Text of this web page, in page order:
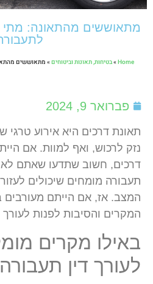
מתאוששים מהתאונה: מתי
Home
»בטיחות, תאונות וביטוחים»מתאוששים מהתאונה:
פברואר 9, 2024
תאונת דרכים היא אירוע טרגי
נזק לרכוש, ואף למוות. אם
דרכים, חשוב שתדעו שאתם לא
תעבורה מומחים שיכולים
המצב. אז, אם הייתם מעורבים
המקרים והסיבות לפנות לעורך
באילו מקרים
לעורך דין